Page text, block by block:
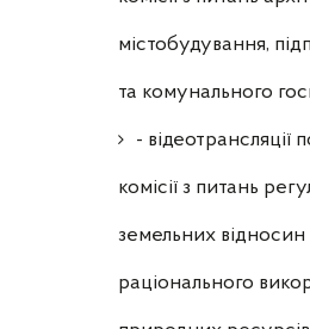
містобудування,
та комунального
- відеотрансляції
комісії з питань
земельних відносин
раціонального